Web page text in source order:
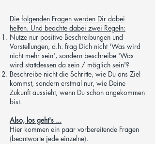
Die folgenden Fragen werden Dir dabei
helfen. Und beachte dabei zwei Regeln:
Nutze nur positive Beschreibungen und
Vorstellungen, d.h. frag Dich nicht 'Was wird
nicht mehr sein', sondern beschreibe 'Was
wird stattdessen da sein / möglich sein'?
Beschreibe nicht die Schritte, wie Du ans Ziel
kommst, sondern erstmal nur, wie Deine
Zukunft aussieht, wenn Du schon angekommen
bist.
Also, los geht's ...
Hier kommen ein paar vorbereitende Fragen
(beantworte jede einzelne).